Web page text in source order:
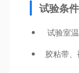
试验条件
试验室
胶粘带、